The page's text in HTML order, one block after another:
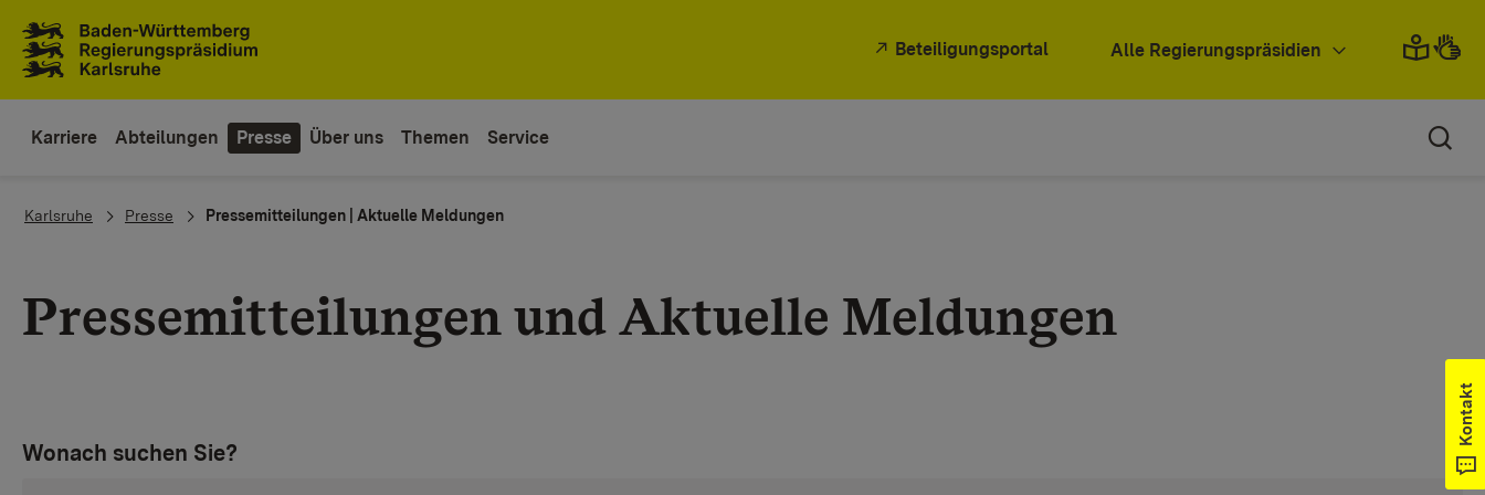
Beteiligungsportal Alle Regierungspräsidien
Karriere Abteilungen Presse Über uns Themen Service
You are here:
Karlsruhe Presse Pressemitteilungen | Aktuelle Meldungen
Pressemitteilungen und Aktuelle Meldungen
Wonach suchen Sie?
Kontakt